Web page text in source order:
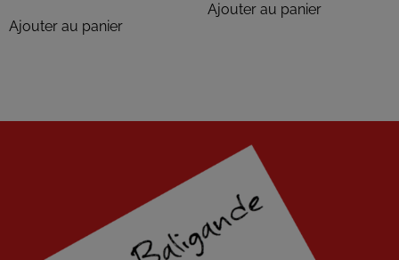
Ajouter au panier
Ajouter au panier